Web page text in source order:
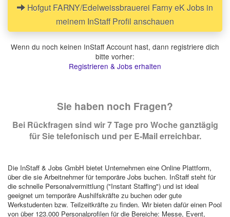
Hofgut FARNY/Edelweissbrauerei Farny eK Jobs in
meinem InStaff Profil anschauen
Wenn du noch keinen InStaff Account hast, dann registriere dich
bitte vorher:
Registrieren & Jobs erhalten
Sie haben noch Fragen?
Bei Rückfragen sind wir 7 Tage pro Woche ganztägig
für Sie telefonisch und per E-Mail erreichbar.
Die InStaff & Jobs GmbH bietet Unternehmen eine Online Plattform,
über die sie Arbeitnehmer für temporäre Jobs buchen. InStaff steht für
die schnelle Personalvermittlung ("Instant Staffing") und ist ideal
geeignet um temporäre Aushilfskräfte zu buchen oder gute
Werkstudenten bzw. Teilzeitkräfte zu finden. Wir bieten dafür einen Pool
von über 123.000 Personalprofilen für die Bereiche: Messe, Event,